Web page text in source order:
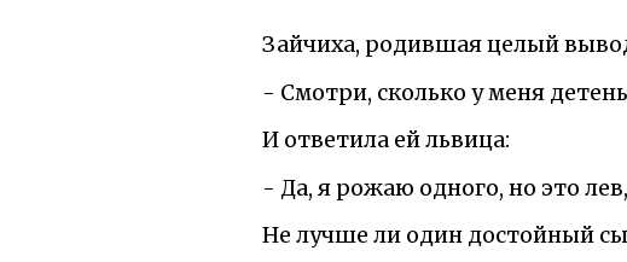
Зайчиха, родившая целый
- Смотри, сколько у меня
И ответила ей львица:
- Да, я рожаю одного, но это лев,
Не лучше ли один достойный